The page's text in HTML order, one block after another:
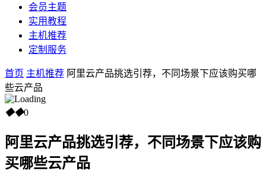
会员主题
实用教程
主机推荐
定制服务
首页 主机推荐 阿里云产品挑选引荐，不同场景下应该购买哪
些云产品
◆◆0
阿里云产品挑选引荐，不同场景下应该购
买哪些云产品